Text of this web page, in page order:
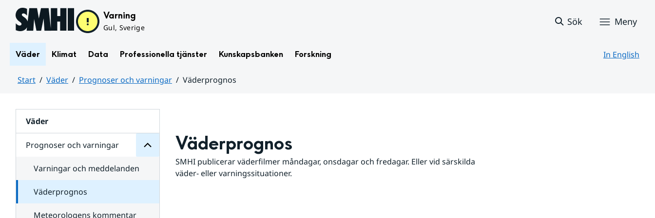
Hoppa till sidans innehåll Varning
Gul, Sverige
Sök Meny
Väder Klimat Data Professionella tjänster Kunskapsbanken Forskning In English
Start Väder Prognoser och varningar
Väderprognos
Väder
Prognoser och varningar
för
varningar
Varningar och meddelanden
Väderprognos
Meteorologens kommentar
Väderprognos
SMHI publicerar väderfilmer måndagar, onsdagar och fredagar. Eller vid särskilda
väder- eller varningssituationer.